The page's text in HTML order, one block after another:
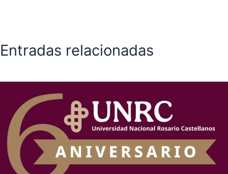
Entradas relacionadas